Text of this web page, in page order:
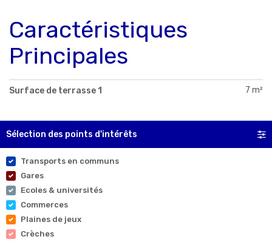
Caractéristiques
Principales
Surface de terrasse 1 7 m²
Sélection des points d'intérêts
Transports en communs
Gares
Ecoles & universités
Commerces
Plaines de jeux
Crèches